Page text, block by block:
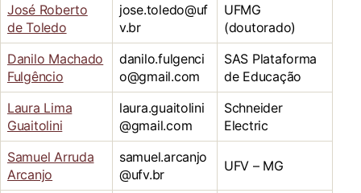
José Roberto
de Toledo
jose.toledo@uf
v.br
UFMG
(doutorado)
Danilo Machado
Fulgêncio
danilo.fulgenci
o@gmail.com
SAS Plataforma
de Educação
Laura Lima
Guaitolini
laura.guaitolini
@gmail.com
Schneider
Electric
Samuel Arruda
Arcanjo
samuel.arcanjo
@ufv.br
UFV – MG